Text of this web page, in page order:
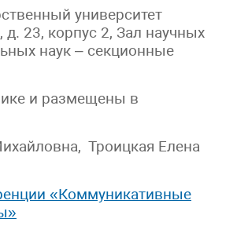
университет
23, корпус 2, Зал научных
наук – секционные
и размещены в
Троицкая Елена
«Коммуникативные